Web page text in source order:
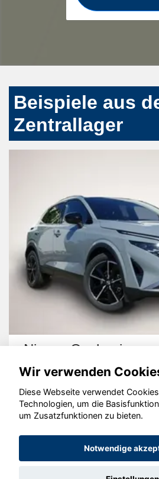
Beispiele aus
Zentrallager
Nissan Qashqai
© konjunkturmotor.de
Wir verwenden
Diese Webseite verwendet
Technologien, um die
um Zusatzfunktionen zu bieten.
Notwendige